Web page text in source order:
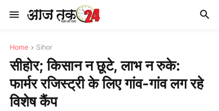
Home Sihor
सीहोर; किसान न छूटे, लाभ न रुके:
फार्मर रजिस्ट्री के लिए गांव-गांव लग रहे
विशेष कैंप